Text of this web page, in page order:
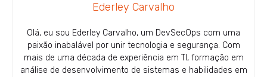
Ederley Carvalho
Olá, eu sou Ederley Carvalho, um DevSecOps com uma
paixão inabalável por unir tecnologia e segurança. Com
mais de uma década de experiência em TI, formação em
análise de desenvolvimento de sistemas e habilidades em